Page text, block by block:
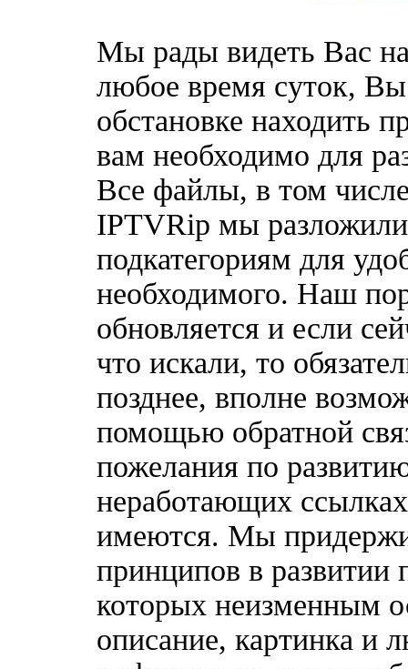
Мы рады видеть Вас
любое время суток,
обстановке находить
вам необходимо для
Все файлы, в том
IPTVRip мы
подкатегориям для
необходимого. Наш
обновляется и если
что искали, то
позднее, вполне
помощью обратной
пожелания по
неработающих
имеются. Мы
принципов в развитии
которых неизменным
описание, картинка и